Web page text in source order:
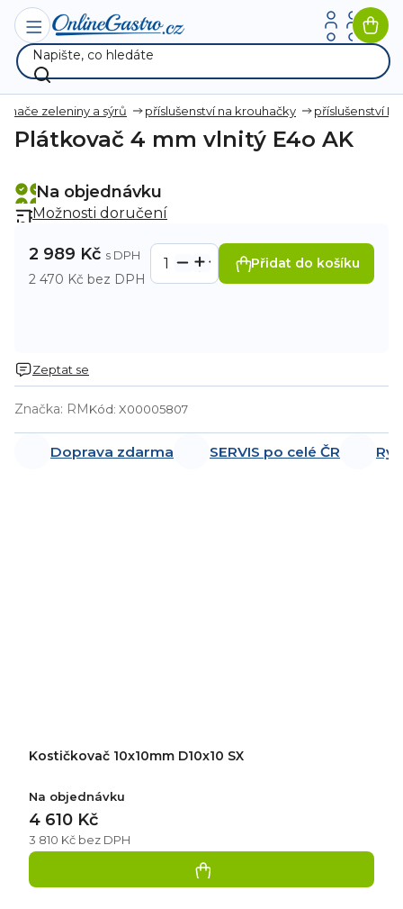
Přejít
obsah
zeleniny a sýrů příslušenství na krouhačky příslušenství
Plátkovač 4 mm vlnitý E4o AK
Značka: RMKód: X00005807
Na objednávku
Možnosti doručení
2 989 Kč
2 470 Kč bez DPH
Přidat do košíku
Zeptat se
Doprava zdarma SERVIS po celé ČR
Kostičkovač 10x10mm D10x10 SX
Na objednávku
3 810 Kč bez DPH
4 610 Kč